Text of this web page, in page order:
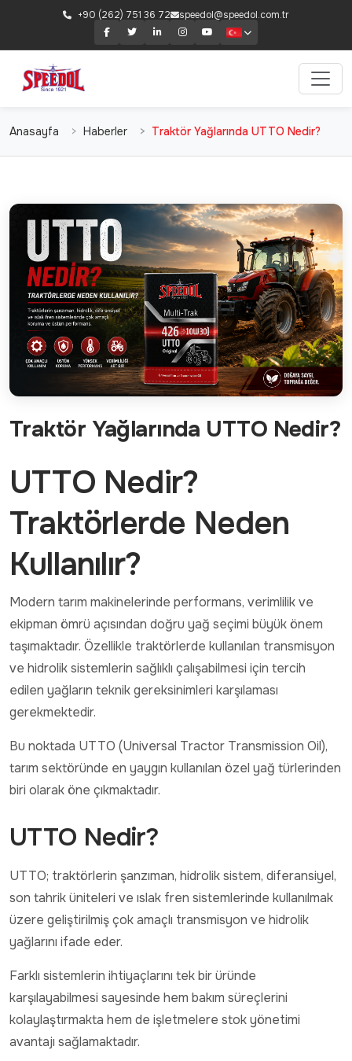
+90 (262) 751 36 72 speedol@speedol.com.tr
Anasayfa Haberler Traktör Yağlarında UTTO Nedir?
Traktör Yağlarında UTTO Nedir?
UTTO Nedir?
Traktörlerde Neden
Kullanılır?
Modern tarım makinelerinde performans, verimlilik ve
ekipman ömrü açısından doğru yağ seçimi büyük önem
taşımaktadır. Özellikle traktörlerde kullanılan transmisyon
ve hidrolik sistemlerin sağlıklı çalışabilmesi için tercih
edilen yağların teknik gereksinimleri karşılaması
gerekmektedir.
Bu noktada UTTO (Universal Tractor Transmission Oil),
tarım sektöründe en yaygın kullanılan özel yağ türlerinden
biri olarak öne çıkmaktadır.
UTTO Nedir?
UTTO; traktörlerin şanzıman, hidrolik sistem, diferansiyel,
son tahrik üniteleri ve ıslak fren sistemlerinde kullanılmak
üzere geliştirilmiş çok amaçlı transmisyon ve hidrolik
yağlarını ifade eder.
Farklı sistemlerin ihtiyaçlarını tek bir üründe
karşılayabilmesi sayesinde hem bakım süreçlerini
kolaylaştırmakta hem de işletmelere stok yönetimi
avantajı sağlamaktadır.